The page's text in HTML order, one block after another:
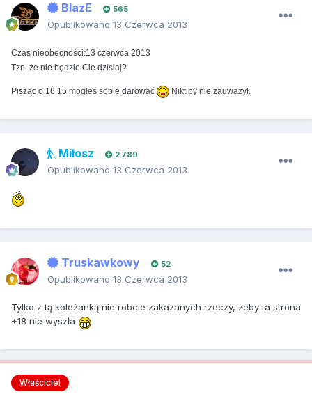
BlazE 565
Opublikowano 13 Czerwca 2013
Czas nieobecności:13 czerwca 2013
Tzn że nie będzie Cię dzisiaj?
Pisząc o 16.15 mogłeś sobie darować Nikt by nie zauważył.
Miłosz 2 789
Opublikowano 13 Czerwca 2013
Truskawkowy 52
Opublikowano 13 Czerwca 2013
Tylko z tą koleżanką nie robcie zakazanych rzeczy, zeby ta strona
+18 nie wyszła
Właściciel